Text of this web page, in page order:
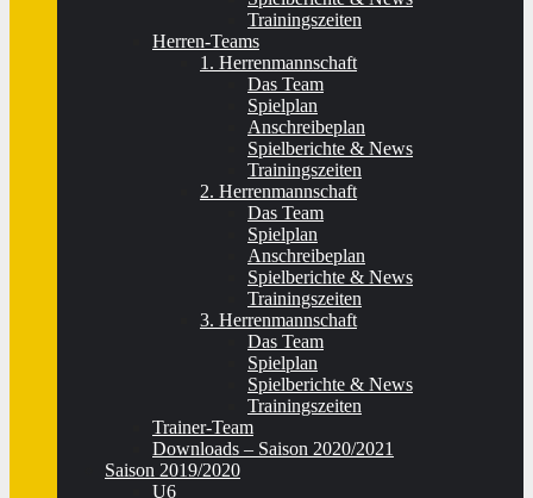
Trainingszeiten
Herren-Teams
1. Herrenmannschaft
Das Team
Spielplan
Anschreibeplan
Spielberichte & News
Trainingszeiten
2. Herrenmannschaft
Das Team
Spielplan
Anschreibeplan
Spielberichte & News
Trainingszeiten
3. Herrenmannschaft
Das Team
Spielplan
Spielberichte & News
Trainingszeiten
Trainer-Team
Downloads – Saison 2020/2021
Saison 2019/2020
U6